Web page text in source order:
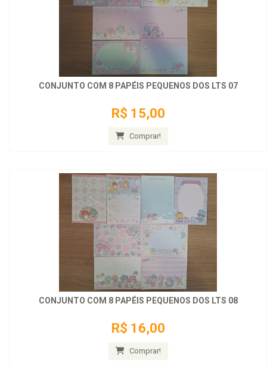
CONJUNTO COM 8 PAPÉIS PEQUENOS DOS LTS 07
R$ 15,00
Comprar!
CONJUNTO COM 8 PAPÉIS PEQUENOS DOS LTS 08
R$ 16,00
Comprar!